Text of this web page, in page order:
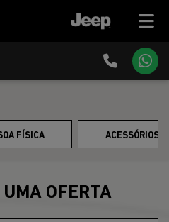
FÍSICA ACESSÓRIOS
UMA OFERTA